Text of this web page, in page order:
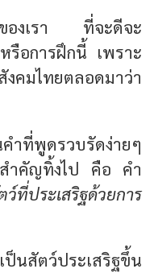
งเรา ที่จะดีจะ
รือการฝึกนี้ เพราะ
คมไทยตลอดมาว่า
ำที่พูดรวบรัดง่ายๆ
สำคัญทิ้งไป คือ คำ
ที่ประเสริฐด้วยการ
นสัตว์ประเสริฐขึ้น